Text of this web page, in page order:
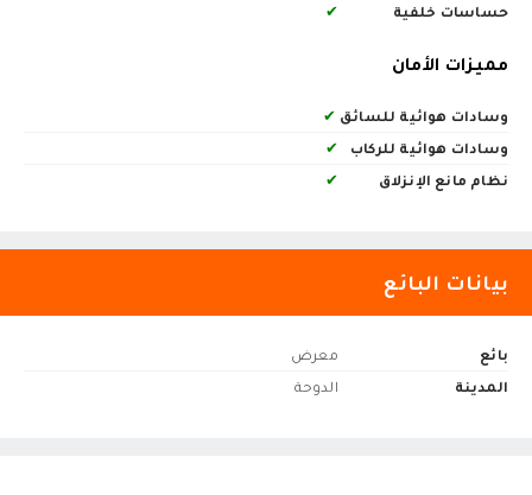
حساسات خلفية
✔
مميزات الأمان
وسادات هوائية للسائق ✔
وسادات هوائية للركاب
✔
نظام مانع الإنزلاق
✔
بيانات البائع
بائع
معرض
المدينة
الدوحة